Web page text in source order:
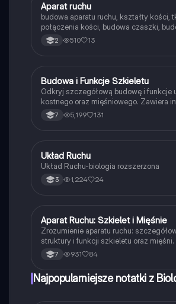
Biologia
Aparat ruchu
budowa aparatu ruchu, kształty kości,
połączenia kości, budowa czaszki,
kręgosłupa, budowa klatki piersiowej,
kończyn, higiena i choroby aparatu
2 510 13
Biologia
Budowa i Funkcje Szkieletu
Odkryj szczegółową budowę i funkcje
kostnego oraz mięśniowego. Zawiera
strukturze kości, rodzajach stawów,
szkieletu, a także mechanizmach
7 5,199 131
Biologia
Układ Ruchu
Układ Ruchu-biologia rozszerzona
3 1,224 24
Biologia
Aparat Ruchu: Szkielet i Mięśnie
Zrozumienie aparatu ruchu:
struktury i funkcji szkieletu oraz mięśni.
budowie kości, stawów, urazach
mięśni w ruchu. Idealne dla uczniów
7 931 84
Najpopularniejsze notatki z